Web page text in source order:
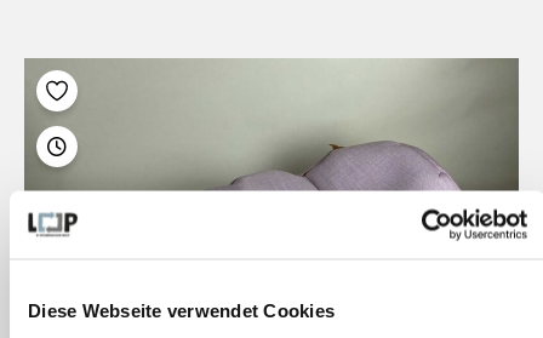
Diese Webseite verwendet Cookies